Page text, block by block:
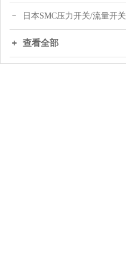
日本SMC压力开关/流量开关
查看全部